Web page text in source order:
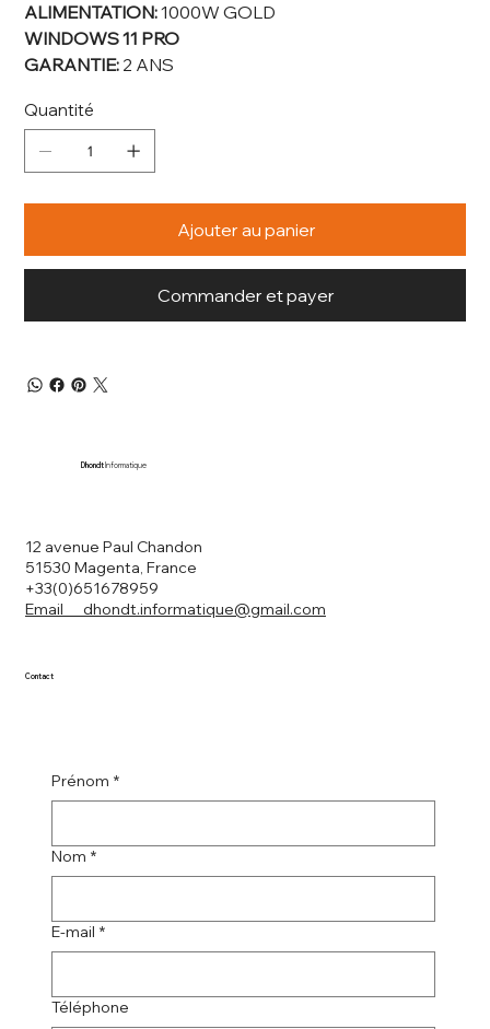
ALIMENTATION:1000W GOLD
WINDOWS 11 PRO
GARANTIE: 2 ANS
Quantité
Ajouter au panier
Commander et payer
12 avenue Paul Chandon
51530 Magenta, France
+33(0)651678959
Email dhondt.informatique@gmail.com
DhondtInformatique
Prénom *
Nom *
E-mail *
Téléphone
Contact